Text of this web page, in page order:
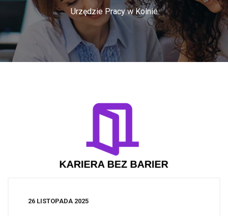
Urzędzie Pracy w Kolnie
26 LISTOPADA 2025